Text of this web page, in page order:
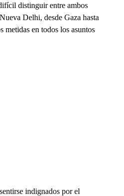
distinguir entre ambos
Delhi, desde Gaza hasta
metidas en todos los asuntos
indignados por el